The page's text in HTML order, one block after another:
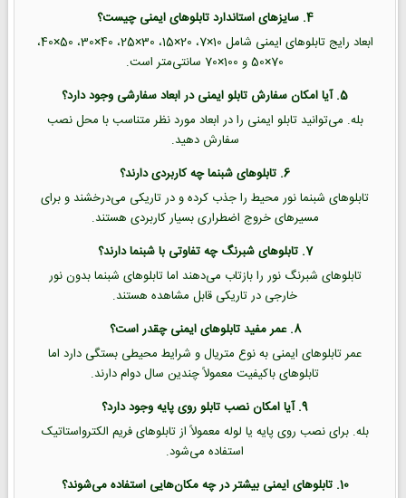
4. سایزهای استاندارد تابلوهای ایمنی چیست؟
ابعاد رایج تابلوهای ایمنی شامل 10×7، 20×15، 30×25، 40×30، 50×40،
70×50 و 100×70 سانتی‌متر است.
5. آیا امکان سفارش تابلو ایمنی در ابعاد سفارشی وجود دارد؟
بله. می‌توانید تابلو ایمنی را در ابعاد مورد نظر متناسب با محل نصب
سفارش دهید.
6. تابلوهای شبنما چه کاربردی دارند؟
تابلوهای شبنما نور محیط را جذب کرده و در تاریکی می‌درخشند و برای
مسیرهای خروج اضطراری بسیار کاربردی هستند.
7. تابلوهای شبرنگ چه تفاوتی با شبنما دارند؟
تابلوهای شبرنگ نور را بازتاب می‌دهند اما تابلوهای شبنما بدون نور
خارجی در تاریکی قابل مشاهده هستند.
8. عمر مفید تابلوهای ایمنی چقدر است؟
عمر تابلوهای ایمنی به نوع متریال و شرایط محیطی بستگی دارد اما
تابلوهای باکیفیت معمولاً چندین سال دوام دارند.
9. آیا امکان نصب تابلو روی پایه وجود دارد؟
بله. برای نصب روی پایه یا لوله معمولاً از تابلوهای فریم الکترواستاتیک
استفاده می‌شود.
10. تابلوهای ایمنی بیشتر در چه مکان‌هایی استفاده می‌شوند؟